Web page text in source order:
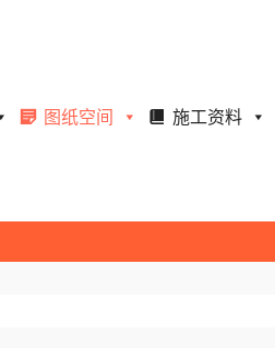
图纸空间 施工资料